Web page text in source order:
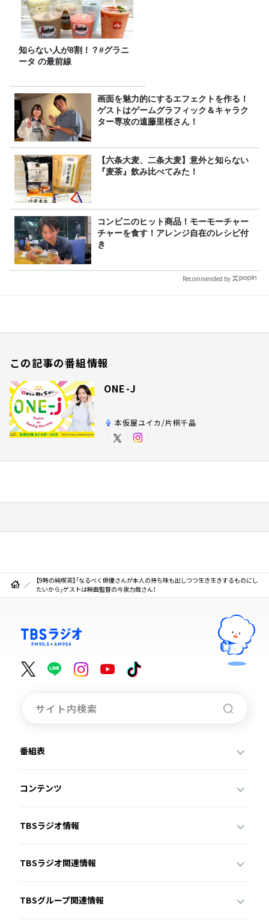
知らない人が8割！？#グラニ
ータ の最前線
画面を魅力的にするエフェクトを作る！
ゲストはゲームグラフィック＆キャラク
ター専攻の遠藤里桜さん！
【六条大麦、二条大麦】意外と知らない
『麦茶』飲み比べてみた！
コンビニのヒット商品！モーモーチャー
チャーを食す！アレンジ自在のレシピ付
き
Recommended by
この記事の番組情報
ONE-J
本仮屋ユイカ/片桐千晶
【9時の純喫茶】「なるべく俳優さんが本人の持ち味も出しつつ生き生きするものにし
たいから」ゲストは映画監督の今泉力哉さん！
番組表
コンテンツ
TBSラジオ情報
TBSラジオ関連情報
TBSグループ関連情報